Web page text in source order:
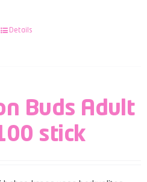
Details
Buds Adult
stick